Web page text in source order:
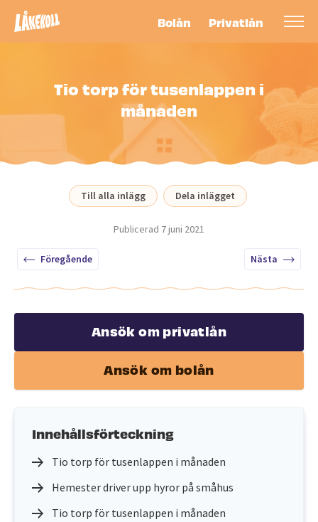
Bolån Privatlån
Tio torp för tusenlappen i
månaden
Till alla inlägg Dela inlägget
Publicerad 7 juni 2021
Föregående Nästa
Ansök om privatlån
Ansök om bolån
Innehållsförteckning
Tio torp för tusenlappen i månaden
Hemester driver upp hyror på småhus
Tio torp för tusenlappen i månaden